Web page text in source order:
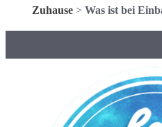
Zuhause> Was ist bei